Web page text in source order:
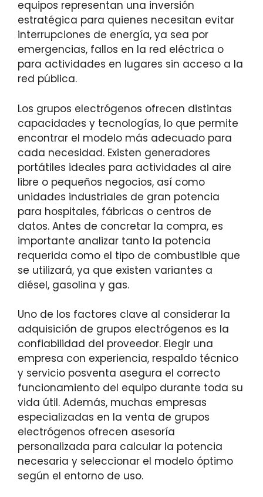
equipos representan una inversión
estratégica para quienes necesitan evitar
interrupciones de energía, ya sea por
emergencias, fallos en la red eléctrica o
para actividades en lugares sin acceso a la
red pública.
Los grupos electrógenos ofrecen distintas
capacidades y tecnologías, lo que permite
encontrar el modelo más adecuado para
cada necesidad. Existen generadores
portátiles ideales para actividades al aire
libre o pequeños negocios, así como
unidades industriales de gran potencia
para hospitales, fábricas o centros de
datos. Antes de concretar la compra, es
importante analizar tanto la potencia
requerida como el tipo de combustible que
se utilizará, ya que existen variantes a
diésel, gasolina y gas.
Uno de los factores clave al considerar la
adquisición de grupos electrógenos es la
confiabilidad del proveedor. Elegir una
empresa con experiencia, respaldo técnico
y servicio posventa asegura el correcto
funcionamiento del equipo durante toda su
vida útil. Además, muchas empresas
especializadas en la venta de grupos
electrógenos ofrecen asesoría
personalizada para calcular la potencia
necesaria y seleccionar el modelo óptimo
según el entorno de uso.